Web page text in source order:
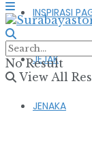
INSPIRASI
JEJAK
JENAKA
No Result
View All